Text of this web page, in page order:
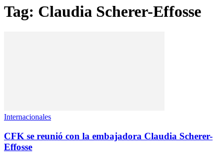
Tag: Claudia Scherer-Effosse
Internacionales
CFK se reunió con la embajadora Claudia Scherer-
Effosse